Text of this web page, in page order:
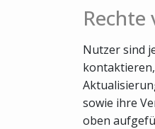
Rechte
Nutzer sind
sowie ihre
oben